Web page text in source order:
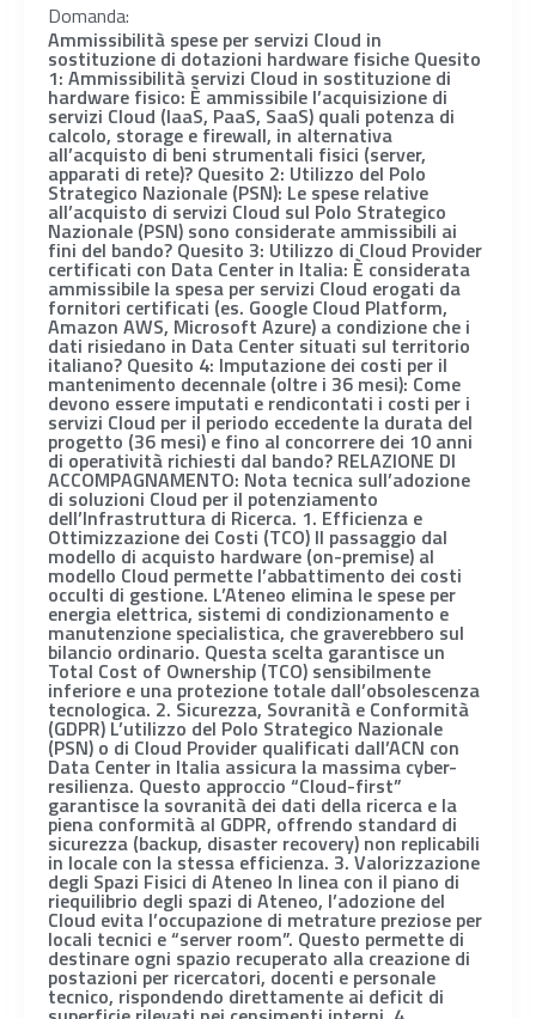
Domanda:
Ammissibilità spese per servizi Cloud in
sostituzione di dotazioni hardware fisiche Quesito
1: Ammissibilità servizi Cloud in sostituzione di
hardware fisico: È ammissibile l’acquisizione di
servizi Cloud (IaaS, PaaS, SaaS) quali potenza di
calcolo, storage e firewall, in alternativa
all’acquisto di beni strumentali fisici (server,
apparati di rete)? Quesito 2: Utilizzo del Polo
Strategico Nazionale (PSN): Le spese relative
all’acquisto di servizi Cloud sul Polo Strategico
Nazionale (PSN) sono considerate ammissibili ai
fini del bando? Quesito 3: Utilizzo di Cloud Provider
certificati con Data Center in Italia: È considerata
ammissibile la spesa per servizi Cloud erogati da
fornitori certificati (es. Google Cloud Platform,
Amazon AWS, Microsoft Azure) a condizione che i
dati risiedano in Data Center situati sul territorio
italiano? Quesito 4: Imputazione dei costi per il
mantenimento decennale (oltre i 36 mesi): Come
devono essere imputati e rendicontati i costi per i
servizi Cloud per il periodo eccedente la durata del
progetto (36 mesi) e fino al concorrere dei 10 anni
di operatività richiesti dal bando? RELAZIONE DI
ACCOMPAGNAMENTO: Nota tecnica sull’adozione
di soluzioni Cloud per il potenziamento
dell’Infrastruttura di Ricerca. 1. Efficienza e
Ottimizzazione dei Costi (TCO) Il passaggio dal
modello di acquisto hardware (on-premise) al
modello Cloud permette l’abbattimento dei costi
occulti di gestione. L’Ateneo elimina le spese per
energia elettrica, sistemi di condizionamento e
manutenzione specialistica, che graverebbero sul
bilancio ordinario. Questa scelta garantisce un
Total Cost of Ownership (TCO) sensibilmente
inferiore e una protezione totale dall’obsolescenza
tecnologica. 2. Sicurezza, Sovranità e Conformità
(GDPR) L’utilizzo del Polo Strategico Nazionale
(PSN) o di Cloud Provider qualificati dall’ACN con
Data Center in Italia assicura la massima cyber-
resilienza. Questo approccio “Cloud-first”
garantisce la sovranità dei dati della ricerca e la
piena conformità al GDPR, offrendo standard di
sicurezza (backup, disaster recovery) non replicabili
in locale con la stessa efficienza. 3. Valorizzazione
degli Spazi Fisici di Ateneo In linea con il piano di
riequilibrio degli spazi di Ateneo, l’adozione del
Cloud evita l’occupazione di metrature preziose per
locali tecnici e “server room”. Questo permette di
destinare ogni spazio recuperato alla creazione di
postazioni per ricercatori, docenti e personale
tecnico, rispondendo direttamente ai deficit di